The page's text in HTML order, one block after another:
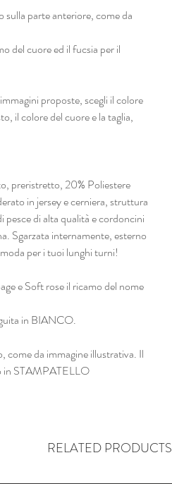
parte anteriore, come da
del cuore ed il fucsia per il
proposte, scegli il colore
il colore del cuore e la taglia,
preristretto, 20% Poliestere
in jersey e cerniera, struttura
di alta qualità e cordoncini
Sgarzata internamente, esterno
per i tuoi lunghi turni!
e Soft rose il ricamo del nome
in BIANCO.
come da immagine illustrativa. Il
in STAMPATELLO
RELATED PRODUCTS